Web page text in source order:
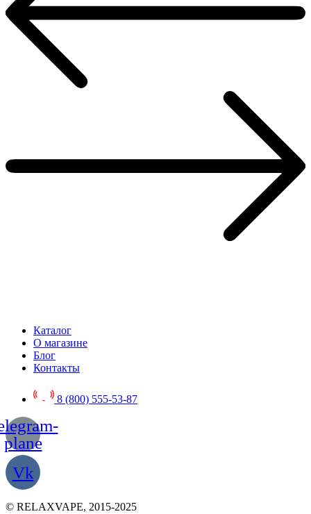
Каталог
О магазине
Блог
Контакты
8 (800) 555-53-87
plane
Vk
© RELAXVAPE, 2015-2025